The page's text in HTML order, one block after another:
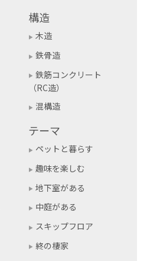
構造
木造
鉄骨造
鉄筋コンクリート
（RC造）
混構造
テーマ
ペットと暮らす
趣味を楽しむ
地下室がある
中庭がある
スキップフロア
終の棲家